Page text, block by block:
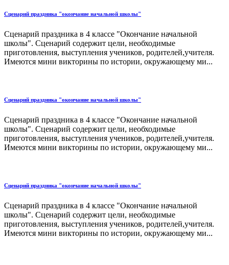
Сценарий праздника "окончание начальной школы"
Сценарий праздника в 4 классе "Окончание начальной
школы". Сценарий содержит цели, необходимые
приготовления, выступления учеников, родителей,учителя.
Имеются мини викторины по истории, окружающему ми...
Сценарий праздника "окончание начальной школы"
Сценарий праздника в 4 классе "Окончание начальной
школы". Сценарий содержит цели, необходимые
приготовления, выступления учеников, родителей,учителя.
Имеются мини викторины по истории, окружающему ми...
Сценарий праздника "окончание начальной школы"
Сценарий праздника в 4 классе "Окончание начальной
школы". Сценарий содержит цели, необходимые
приготовления, выступления учеников, родителей,учителя.
Имеются мини викторины по истории, окружающему ми...